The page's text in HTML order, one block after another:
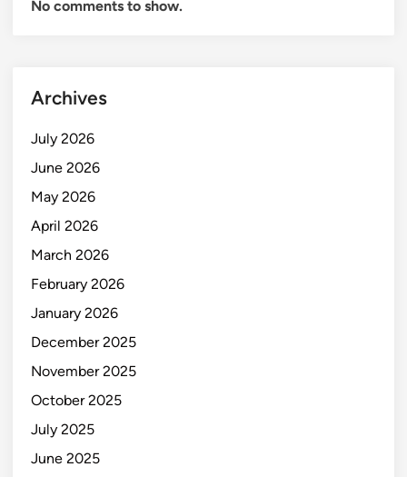
No comments to show.
Archives
July 2026
June 2026
May 2026
April 2026
March 2026
February 2026
January 2026
December 2025
November 2025
October 2025
July 2025
June 2025